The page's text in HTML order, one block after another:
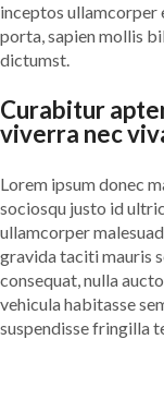
inceptos ullamcorper
porta, sapien mollis
dictumst.
Curabitur
viverra nec
Lorem ipsum donec
sociosqu justo id
ullamcorper
gravida taciti mauris
consequat, nulla
vehicula habitasse
suspendisse fringilla